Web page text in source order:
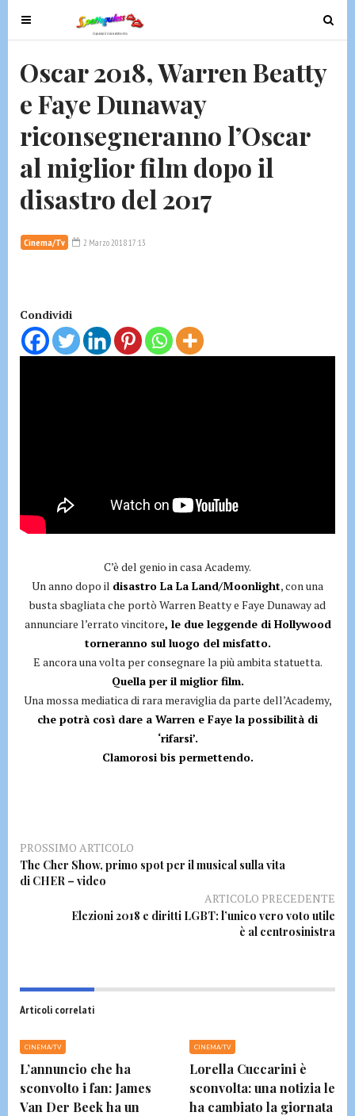
T
o
g
e
n
v
g
t
T
o
g
Oscar 2018, Warren Beatty
e Faye Dunaway
riconsegneranno l’Oscar
al miglior film dopo il
disastro del 2017
Cinema/Tv 2 Marzo 2018 17:13
Condividi
C’è del genio in casa Academy.
Un anno dopo il disastro La La Land/Moonlight, con una
busta sbagliata che portò Warren Beatty e Faye Dunaway ad
annunciare l’errato vincitore, le due leggende di Hollywood
torneranno sul luogo del misfatto.
E ancora una volta per consegnare la più ambita statuetta.
Quella per il miglior film.
Una mossa mediatica di rara meraviglia da parte dell’Academy,
che potrà così dare a Warren e Faye la possibilità di
‘rifarsi’.
Clamorosi bis permettendo.
PROSSIMO ARTICOLO
The Cher Show, primo spot per il musical sulla vita
di CHER – video
ARTICOLO PRECEDENTE
Elezioni 2018 e diritti LGBT: l’unico vero voto utile
è al centrosinistra
Articoli correlati
CINEMA/TV
L’annuncio che ha
sconvolto i fan: James
Van Der Beek ha un
CINEMA/TV
Lorella Cuccarini è
sconvolta: una notizia le
ha cambiato la giornata